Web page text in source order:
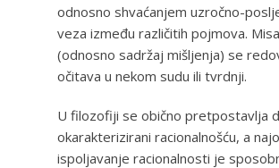
odnosno shvaćanjem uzročno-
veza između različitih pojmova.
(odnosno sadržaj mišljenja) se
očitava u nekom sudu ili tvrdnji.
U filozofiji se obično pretpostavlja
okarakterizirani racionalnošću, a
ispoljavanje racionalnosti je